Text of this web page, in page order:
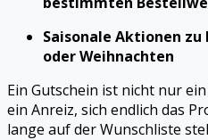
Saisonale Aktionen
oder Weihnachten
Ein Gutschein ist nicht nur
ein Anreiz, sich endlich das
lange auf der Wunschliste